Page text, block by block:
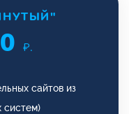
₽.
сайтов из
систем)